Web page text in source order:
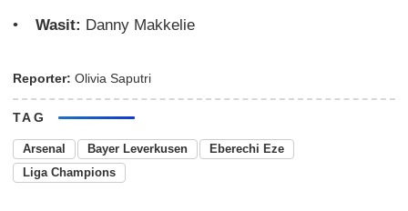
Wasit: Danny Makkelie
Reporter: Olivia Saputri
TAG
Arsenal Bayer Leverkusen
Eberechi Eze
Liga Champions